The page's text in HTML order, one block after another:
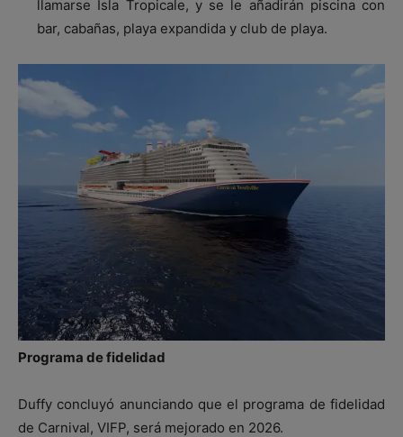
llamarse Isla Tropicale, y se le añadirán piscina con
bar, cabañas, playa expandida y club de playa.
Programa de fidelidad
Duffy concluyó anunciando que el programa de fidelidad
de Carnival, VIFP, será mejorado en 2026.